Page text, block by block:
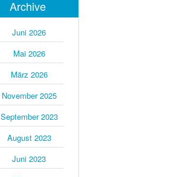
Archive
Juni 2026
Mai 2026
März 2026
November 2025
September 2023
August 2023
Juni 2023